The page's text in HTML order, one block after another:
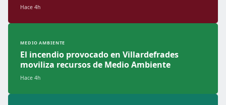
Hace 4h
MEDIO AMBIENTE
El incendio provocado en Villardefrades
moviliza recursos de Medio Ambiente
Hace 4h